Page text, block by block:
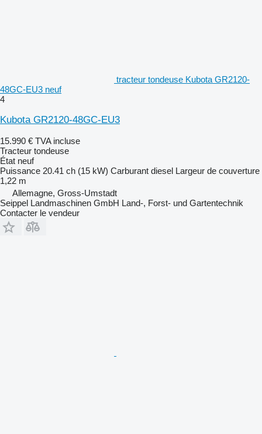
tracteur tondeuse Kubota GR2120-
48GC-EU3 neuf
4
Kubota GR2120-48GC-EU3
15.990 € TVA incluse
Tracteur tondeuse
État neuf
Puissance 20.41 ch (15 kW) Carburant diesel Largeur de couverture
1,22 m
Allemagne, Gross-Umstadt
Seippel Landmaschinen GmbH Land-, Forst- und Gartentechnik
Contacter le vendeur